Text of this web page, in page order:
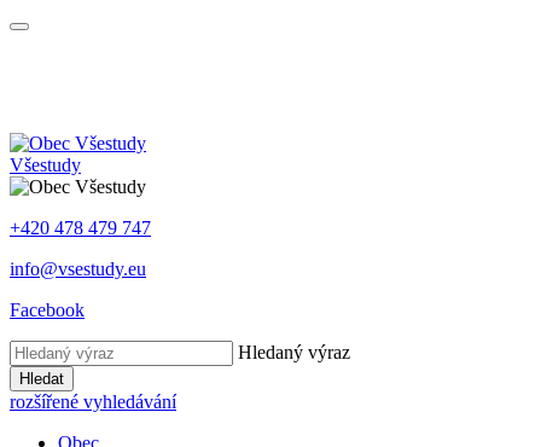
Všestudy
+420 478 479 747
info@vsestudy.eu
Facebook
Hledaný výraz
Hledat
rozšířené vyhledávání
Obec